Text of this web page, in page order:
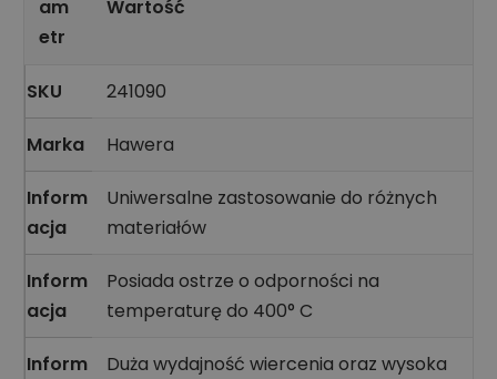
am
etr
Wartość
SKU 241090
Marka Hawera
Inform
acja
Uniwersalne zastosowanie do różnych
materiałów
Inform
acja
Posiada ostrze o odporności na
temperaturę do 400° C
Inform
Duża wydajność wiercenia oraz wysoka